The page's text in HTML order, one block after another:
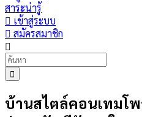
สาระน่ารู้
เข้าสู่ระบบ
สมัครสมาชิก
บ้านสไตล์คอนเทมโ